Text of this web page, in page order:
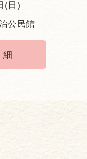
(日)
公民館